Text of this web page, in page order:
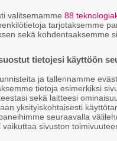
elokuva jossa
Sellainen tehtiin
valitsemamme88
tarjotaksemme
sekä kohdentaaksemme
tietojesi käyttöön
ja tallennamme
tietoja esimerkiksi
sekä laitteesi
yksityiskohtaisesti
seuraavalla
vaikuttaa sivuston